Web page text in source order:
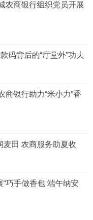
商银行组织党员开展
码背后的“厅堂外”功夫
商银行助力“米小力”香
田 农商服务助夏收
巧手做香包 端午纳安